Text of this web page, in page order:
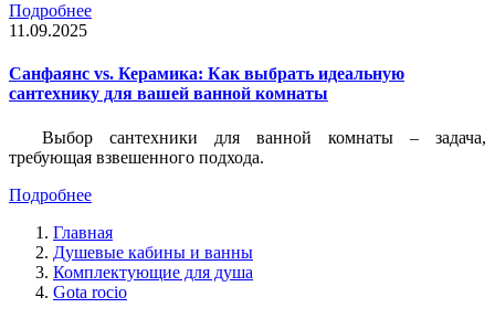
Подробнее
11.09.2025
Санфаянс vs. Керамика: Как выбрать идеальную
сантехнику для вашей ванной комнаты
Выбор сантехники для ванной комнаты – задача,
требующая взвешенного подхода.
Подробнее
Главная
Душевые кабины и ванны
Комплектующие для душа
Gota rocio